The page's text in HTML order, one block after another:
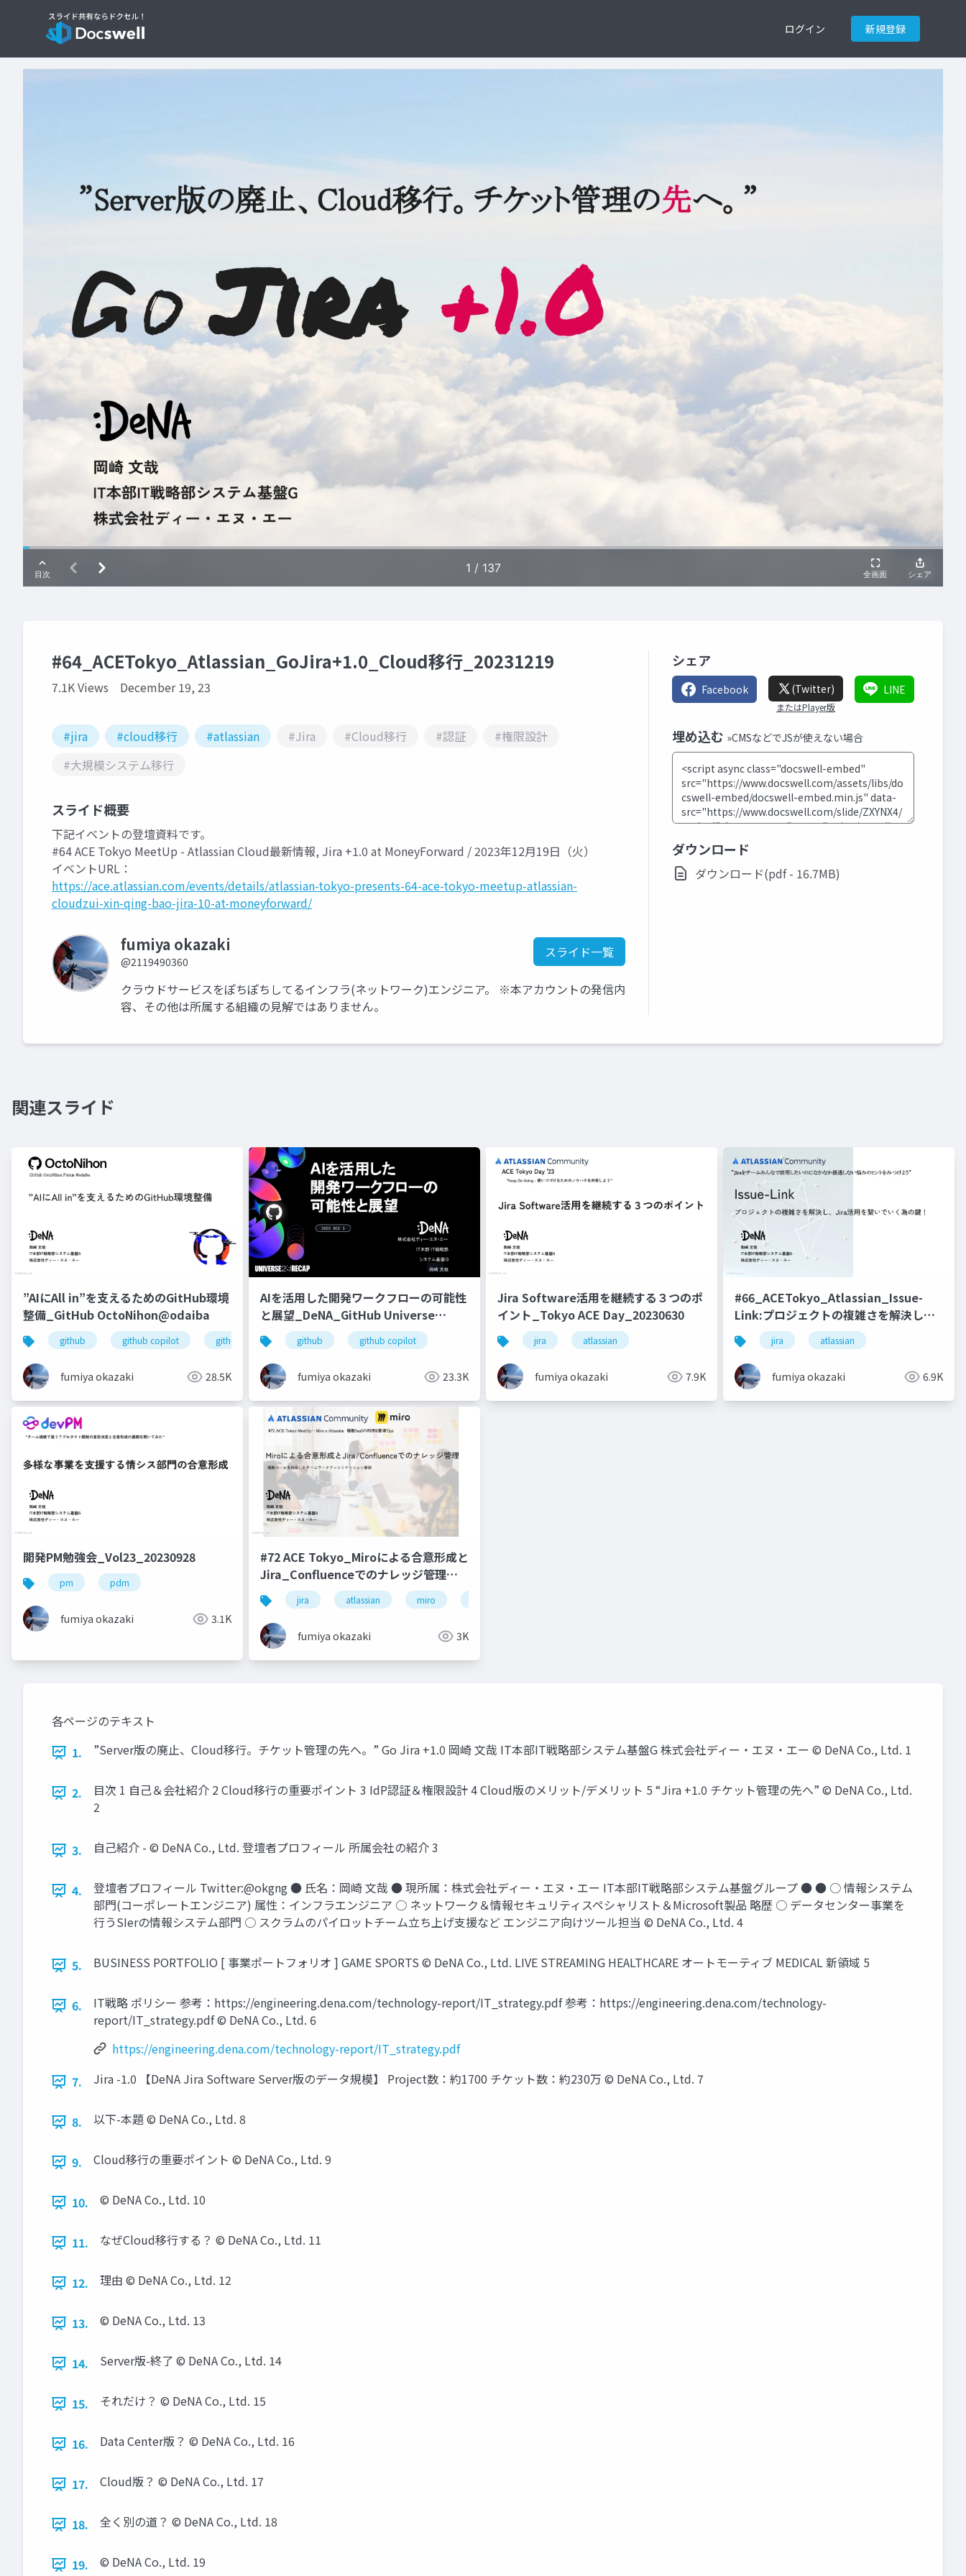
ログイン 新規登録
#64_ACETokyo_Atlassian_GoJira+1.0_Cloud移行_20231219
7.1K Views December 19, 23
#jira #cloud移行 #atlassian #Jira #Cloud移行 #認証
#権限設計
#大規模システム移行
スライド概要
下記イベントの登壇資料です。
#64 ACE Tokyo MeetUp - Atlassian Cloud最新情報, Jira +1.0 at MoneyForward / 2023年12月19日（火）
イベントURL：
https://ace.atlassian.com/events/details/atlassian-tokyo-presents-64-ace-tokyo-meetup-atlassian-
cloudzui-xin-qing-bao-jira-10-at-moneyforward/
fumiya okazaki
@2119490360
スライド一覧
クラウドサービスをぽちぽちしてるインフラ(ネットワーク)エンジニア。 ※本アカウントの発信内
容、その他は所属する組織の見解ではありません。
シェア
Facebook (Twitter)
またはPlayer版
LINE
埋め込む »CMSなどでJSが使えない場合
ダウンロード
ダウンロード(pdf - 16.7MB)
関連スライド
”AIにAll in”を支えるためのGitHub環境
整備_GitHub OctoNihon@odaiba
github github copilot github enterprise
fumiya okazaki 28.5K
AIを活用した開発ワークフローの可能性
と展望_DeNA_GitHub Universe
Recap_20231205
github github copilot
fumiya okazaki 23.3K
Jira Software活用を継続する３つのポ
イント_Tokyo ACE Day_20230630
jira atlassian
fumiya okazaki 7.9K
#66_ACETokyo_Atlassian_Issue-
Link:プロジェクトの複雑さを解決し、
Jira活用を繋いでいく為の鍵！
_20240717
jira atlassian
fumiya okazaki 6.9K
開発PM勉強会_Vol23_20230928
pm pdm
fumiya okazaki 3.1K
#72 ACE Tokyo_Miroによる合意形成と
Jira_Confluenceでのナレッジ管理
_20250513
jira atlassian miro
fumiya okazaki 3K
各ページのテキスト
1.
”Server版の廃止、Cloud移行。チケット管理の先へ。” Go Jira +1.0 岡崎 文哉 IT本部IT戦略部システム基盤G 株式会社ディー・エヌ・エー © DeNA Co., Ltd. 1
2.
目次 1 自己＆会社紹介 2 Cloud移行の重要ポイント 3 IdP認証＆権限設計 4 Cloud版のメリット/デメリット 5 “Jira +1.0 チケット管理の先へ” © DeNA Co., Ltd.
2
3. 自己紹介 - © DeNA Co., Ltd. 登壇者プロフィール 所属会社の紹介 3
4.
登壇者プロフィール Twitter:@okgng ● 氏名：岡崎 文哉 ● 現所属：株式会社ディー・エヌ・エー IT本部IT戦略部システム基盤グループ ● ● ○ 情報システム
部門(コーポレートエンジニア) 属性：インフラエンジニア ○ ネットワーク＆情報セキュリティスペシャリスト＆Microsoft製品 略歴 ○ データセンター事業を
行うSIerの情報システム部門 ○ スクラムのパイロットチーム立ち上げ支援など エンジニア向けツール担当 © DeNA Co., Ltd. 4
5. BUSINESS PORTFOLIO [ 事業ポートフォリオ ] GAME SPORTS © DeNA Co., Ltd. LIVE STREAMING HEALTHCARE オートモーティブ MEDICAL 新領域 5
6.
IT戦略 ポリシー 参考：https://engineering.dena.com/technology-report/IT_strategy.pdf 参考：https://engineering.dena.com/technology-
report/IT_strategy.pdf © DeNA Co., Ltd. 6
https://engineering.dena.com/technology-report/IT_strategy.pdf
7.
Jira -1.0 【DeNA Jira Software Server版のデータ規模】 Project数：約1700 チケット数：約230万 © DeNA Co., Ltd. 7
8. 以下-本題 © DeNA Co., Ltd. 8
9. Cloud移行の重要ポイント © DeNA Co., Ltd. 9
10. © DeNA Co., Ltd. 10
11. なぜCloud移行する？ © DeNA Co., Ltd. 11
12. 理由 © DeNA Co., Ltd. 12
13. © DeNA Co., Ltd. 13
14. Server版-終了 © DeNA Co., Ltd. 14
15. それだけ？ © DeNA Co., Ltd. 15
16. Data Center版？ © DeNA Co., Ltd. 16
17. Cloud版？ © DeNA Co., Ltd. 17
18. 全く別の道？ © DeNA Co., Ltd. 18
19. © DeNA Co., Ltd. 19